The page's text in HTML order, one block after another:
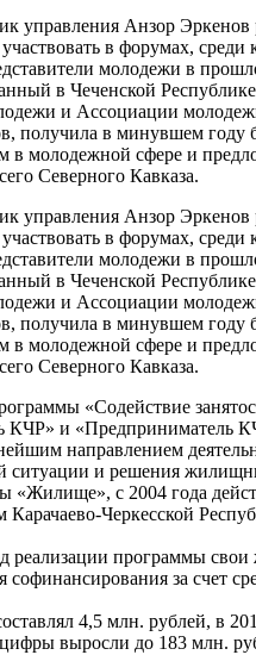
Анзор Эркенов
в форумах,
молодежи в
в Чеченской
и Ассоциации
получила в минувшем
молодежной сфере и
Северного Кавказа.
Анзор Эркенов
в форумах,
молодежи в
в Чеченской
и Ассоциации
получила в минувшем
молодежной сфере и
Северного Кавказа.
«Содействие
КЧР» и «Предприниматель
направлением
и решения
с 2004 года
Черкесской
реализации программы
за счет
4,5 млн. рублей, в
выросли до 183 млн.